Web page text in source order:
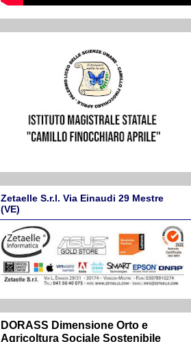
Zetaelle S.r.l. Via Einaudi 29 Mestre
(VE)
DORASS Dimensione Orto e
Agricoltura Sociale Sostenibile